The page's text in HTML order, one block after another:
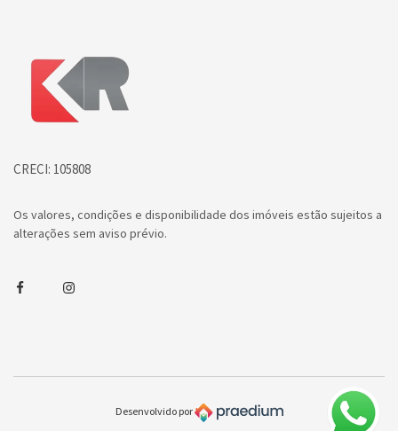
Página inicial
CRECI: 105808
Os valores, condições e disponibilidade dos imóveis estão sujeitos a
alterações sem aviso prévio.
FacebookInstagram
Desenvolvido por